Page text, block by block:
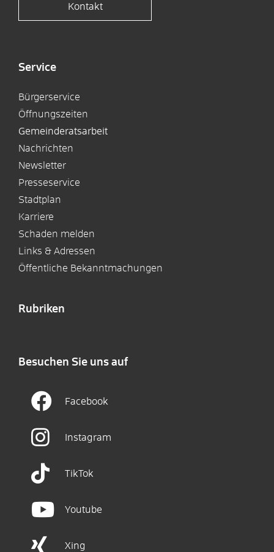
Kontakt
Service
Bürgerservice
Öffnungszeiten
Gemeinderatsarbeit
Nachrichten
Newsletter
Presseservice
Stadtplan
Karriere
Schaden melden
Links & Adressen
Öffentliche Bekanntmachungen
Rubriken
Besuchen Sie uns auf
Facebook
Instagram
TikTok
Youtube
Xing